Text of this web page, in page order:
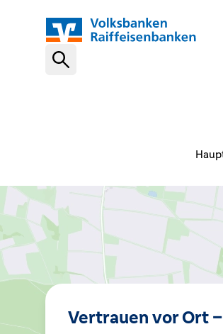
VR Banking App
Vertrauen vor Ort